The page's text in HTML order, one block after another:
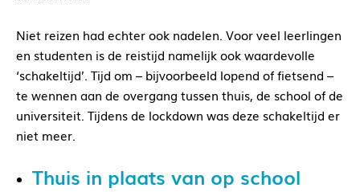
Niet reizen had echter ook nadelen. Voor veel leerlingen
en studenten is de reistijd namelijk ook waardevolle
‘schakeltijd’. Tijd om – bijvoorbeeld lopend of fietsend –
te wennen aan de overgang tussen thuis, de school of de
universiteit. Tijdens de lockdown was deze schakeltijd er
niet meer.
Thuis in plaats van op school